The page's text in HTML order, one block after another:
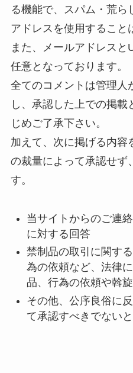
る機能で、スパム・荒ら
アドレスを使用すること
また、メールアドレスと
任意となっております。
全てのコメントは管理人
し、承認した上での掲
じめご了承下さい。
加えて、次に掲げる内容
の裁量によって承認せず
す。
当サイトからのご連
に対する回答
禁制品の取引に関す
為の依頼など、法律
品、行為の依頼や斡
その他、公序良俗に
て承認すべきでない